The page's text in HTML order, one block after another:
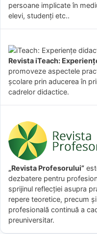
persoane implicate în
elevi, studenți etc..
Revista iTeach:
promoveze aspectele
şcolare prin aducerea în
cadrelor didactice.
„Revista Profesorului”
dezbatere pentru
sprijinul reflecției asupra
repere teoretice, precum
profesională continuă a
preuniversitar.